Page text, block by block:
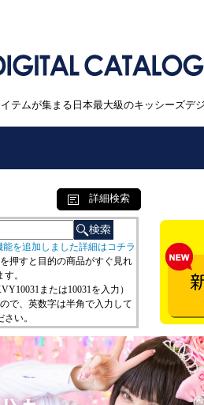
テムが集まる日本最大級のキッシーズデ
詳細検索
を追加しました詳細はコチラ
押すと目的の商品がすぐ見れ
す。
または10031を入力）
で、英数字は半角で入力して
さい。